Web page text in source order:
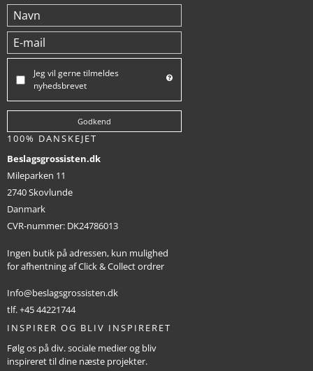
Jeg vil gerne tilmeldes
nyhedsbrevet
Godkend
100% DANSKEJET
Beslagsgrossisten.dk
Mileparken 11
2740 Skovlunde
Danmark
CVR-nummer: DK24786013
Ingen butik på adressen, kun mulighed
for afhentning af Click & Collect ordrer
Info@beslagsgrossisten.dk
tlf. +45 44221744
INSPIRER OG BLIV INSPIRERET
Følg os på div. sociale medier og bliv
inspireret til dine næste projekter.